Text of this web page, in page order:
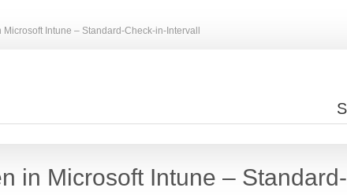
Intune – Standard-Check-in-Intervall
in Microsoft Intune – Standard-